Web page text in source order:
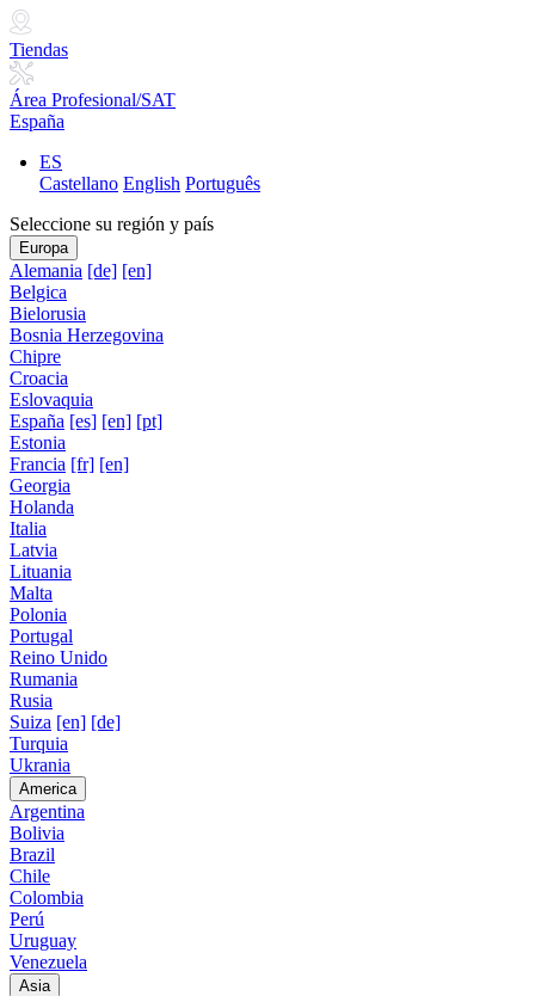
Tiendas
Área Profesional/SAT
España
ES
Castellano English Português
Seleccione su región y país
Europa
Alemania [de] [en]
Belgica
Bielorusia
Bosnia Herzegovina
Chipre
Croacia
Eslovaquia
España [es] [en] [pt]
Estonia
Francia [fr] [en]
Georgia
Holanda
Italia
Latvia
Lituania
Malta
Polonia
Portugal
Reino Unido
Rumania
Rusia
Suiza [en] [de]
Turquia
Ukrania
America
Argentina
Bolivia
Brazil
Chile
Colombia
Perú
Uruguay
Venezuela
Asia